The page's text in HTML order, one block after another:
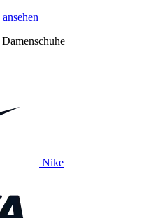
Damenschuhe
Nike